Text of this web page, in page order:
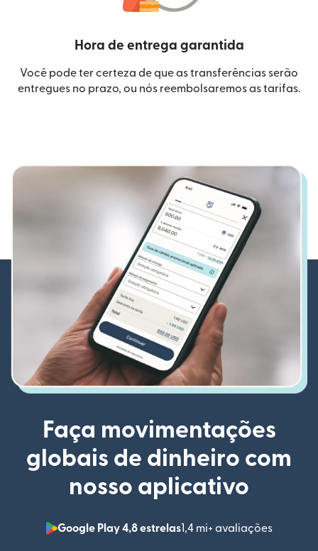
Hora de entrega garantida
Você pode ter certeza de que as transferências serão
entregues no prazo, ou nós reembolsaremos as tarifas.
Faça movimentações
globais de dinheiro com
nosso aplicativo
Google Play 4,8 estrelas1,4 mi+ avaliações
(abre